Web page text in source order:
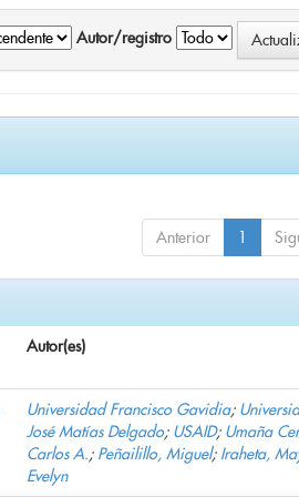
Autor/registro
Anterior 1
Autor(es)
Universidad Francisco Gavidia;
José Matías Delgado; USAID; Umaña
Carlos A.; Peñailillo, Miguel; Iraheta,
Evelyn